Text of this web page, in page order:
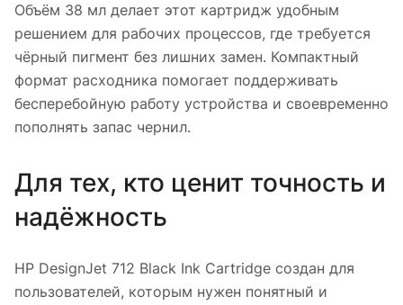
Объём 38 мл делает этот картридж удобным
решением для рабочих процессов, где требуется
чёрный пигмент без лишних замен. Компактный
формат расходника помогает поддерживать
бесперебойную работу устройства и своевременно
пополнять запас чернил.
Для тех, кто ценит точность и
надёжность
HP DesignJet 712 Black Ink Cartridge создан для
пользователей, которым нужен понятный и